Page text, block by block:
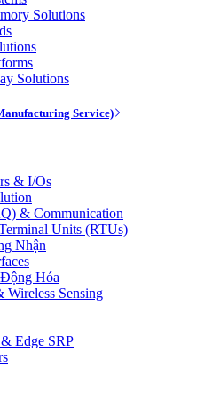
Solutions
Solutions
Service)
& I/Os
& Communication
Units (RTUs)
Nhận
Hóa
Sensing
Edge SRP